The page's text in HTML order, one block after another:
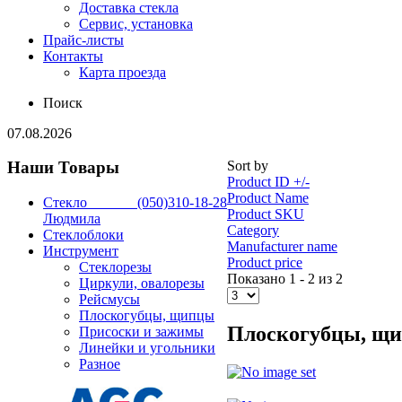
Доставка стекла
Сервис, установка
Прайс-листы
Контакты
Карта проезда
Поиск
07.08.2026
Sort by
Product ID +/-
Product Name
Product SKU
Category
Manufacturer name
Product price
Показано 1 - 2 из 2
Плоскогубцы,
Наши Товары
Стекло ______ (050)310-18-28
Людмила
Стеклоблоки
Инструмент
Стеклорезы
Циркули, овалорезы
Рейсмусы
Плоскогубцы, щипцы
Присоски и зажимы
Линейки и угольники
Разное